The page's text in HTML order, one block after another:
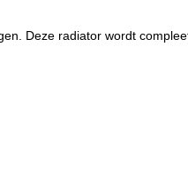
Deze radiator wordt